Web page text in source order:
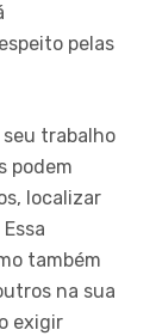
pelas
seu trabalho
podem
localizar
também
na sua
exigir